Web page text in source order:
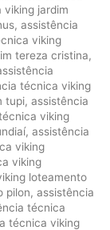
jardim
, assistência
viking
tereza cristina,
técnica viking
tupi, assistência
viking
, assistência
viking
viking
loteamento
pilon, assistência
técnica
técnica viking